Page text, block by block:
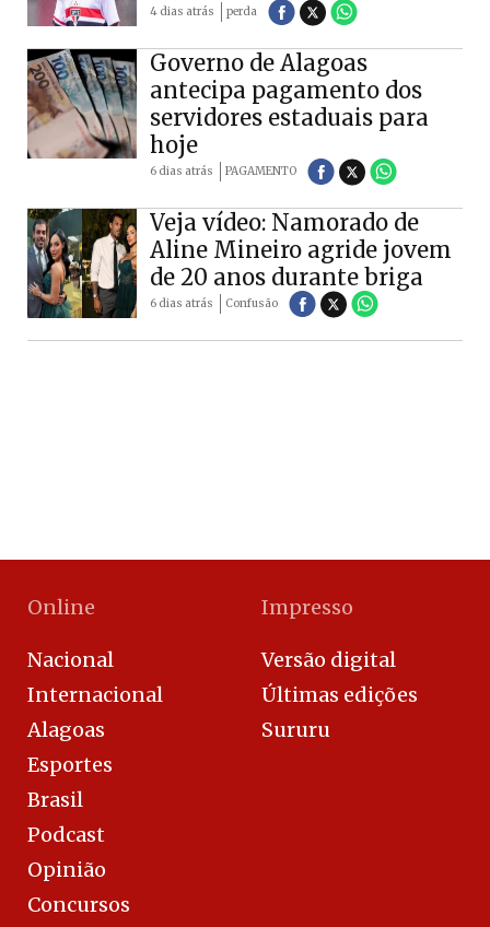
4 dias atrás perda
Governo de Alagoas
antecipa pagamento dos
servidores estaduais para
hoje
6 dias atrás PAGAMENTO
Veja vídeo: Namorado de
Aline Mineiro agride jovem
de 20 anos durante briga
6 dias atrás Confusão
Online
Nacional
Internacional
Alagoas
Esportes
Brasil
Podcast
Opinião
Concursos
Impresso
Versão digital
Últimas edições
Sururu